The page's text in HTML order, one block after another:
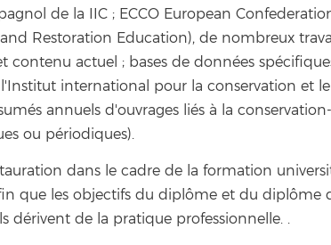
de la IIC ; ECCO European
Restoration Education), de nombreux
actuel ; bases de données
international pour la conservation et
annuels d'ouvrages liés à la
ou périodiques).
dans le cadre de la formation
que les objectifs du diplôme et du diplôme
dérivent de la pratique professionnelle. .